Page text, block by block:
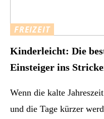
FREIZEIT
Kinderleicht: Die
Einsteiger ins
Wenn die kalte
und die Tage kürzer